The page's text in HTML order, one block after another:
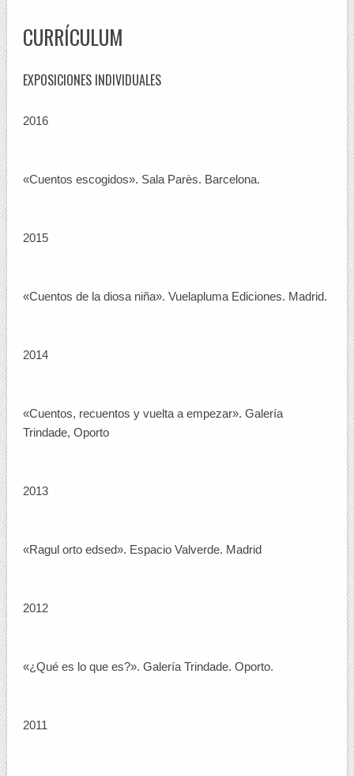
CURRÍCULUM
EXPOSICIONES INDIVIDUALES
2016
«Cuentos escogidos». Sala Parès. Barcelona.
2015
«Cuentos de la diosa niña». Vuelapluma Ediciones. Madrid.
2014
«Cuentos, recuentos y vuelta a empezar». Galería
Trindade, Oporto
2013
«Ragul orto edsed». Espacio Valverde. Madrid
2012
«¿Qué es lo que es?». Galería Trindade. Oporto.
2011